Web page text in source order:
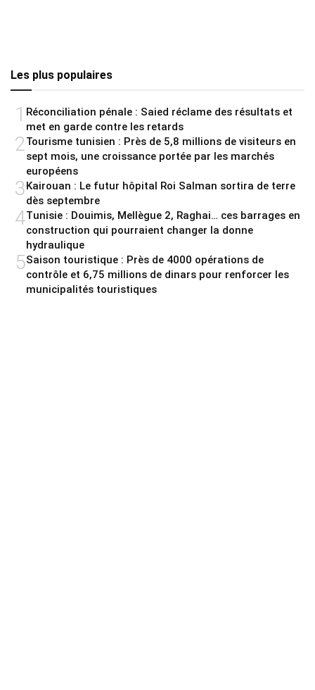
Les plus populaires
1 Réconciliation pénale : Saied réclame des résultats et
met en garde contre les retards
2 Tourisme tunisien : Près de 5,8 millions de visiteurs en
sept mois, une croissance portée par les marchés
européens
3Kairouan : Le futur hôpital Roi Salman sortira de terre
dès septembre
4Tunisie : Douimis, Mellègue 2, Raghai… ces barrages en
construction qui pourraient changer la donne
hydraulique
5Saison touristique : Près de 4000 opérations de
contrôle et 6,75 millions de dinars pour renforcer les
municipalités touristiques